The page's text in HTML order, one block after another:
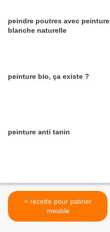
peindre poutres avec peinture
blanche naturelle
peinture bio, ça existe ?
peinture anti tanin
< recette pour patiner
meuble